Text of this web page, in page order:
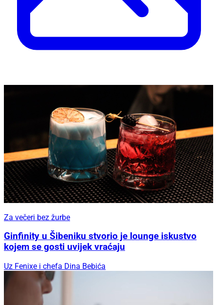
Za večeri bez žurbe
Ginfinity u Šibeniku stvorio je lounge iskustvo
kojem se gosti uvijek vraćaju
Uz Fenixe i chefa Dina Bebića